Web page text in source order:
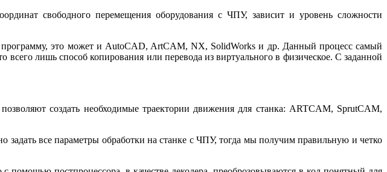
свободного перемещения оборудования с ЧПУ, зависит и уровень сложности
программу, это может и AutoCAD, ArtCAM, NX, SolidWorks и др. Данный процесс самый
лишь способ копирования или перевода из виртуального в физическое. С заданной
создать необходимые траектории движения для станка: ARTCAM, SprutCAM,
все параметры обработки на станке с ЧПУ, тогда мы получим правильную и четко